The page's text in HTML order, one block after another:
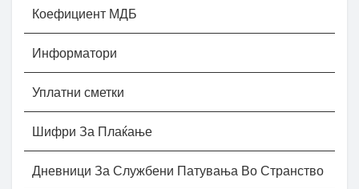
Коефициент МДБ
Информатори
Уплатни сметки
Шифри За Плаќање
Дневници За Службени Патувања Во Странство